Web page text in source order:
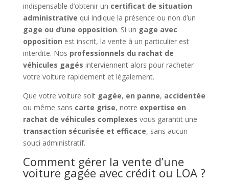
indispensable d’obtenir un certificat de situation
administrative qui indique la présence ou non d’un
gage ou d’une opposition. Si un gage avec
opposition est inscrit, la vente à un particulier est
interdite. Nos professionnels du rachat de
véhicules gagés interviennent alors pour racheter
votre voiture rapidement et légalement.
Que votre voiture soit gagée, en panne, accidentée
ou même sans carte grise, notre expertise en
rachat de véhicules complexes vous garantit une
transaction sécurisée et efficace, sans aucun
souci administratif.
Comment gérer la vente d’une
voiture gagée avec crédit ou LOA ?